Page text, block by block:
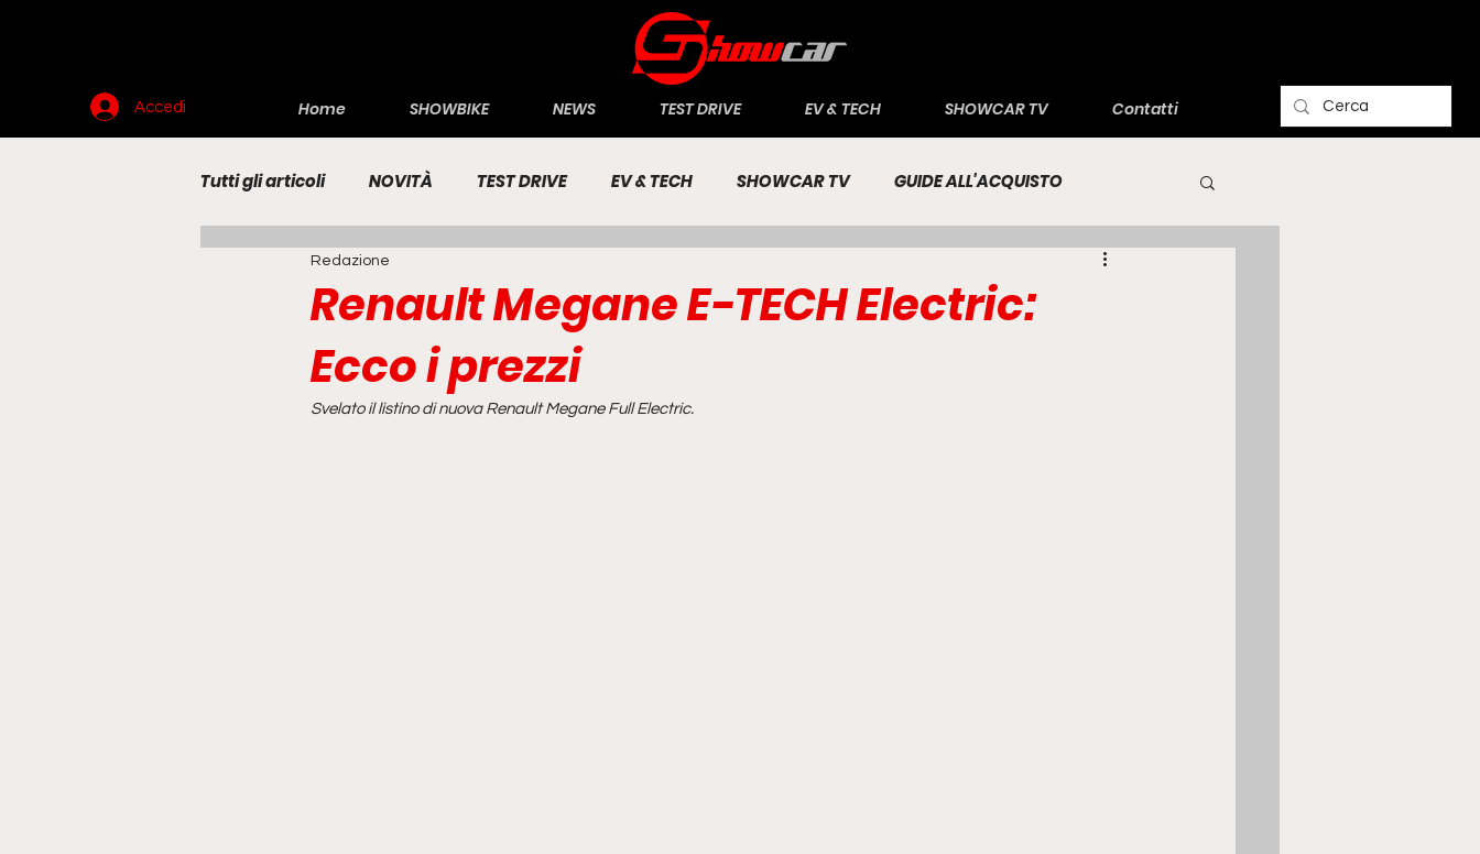
Accedi Home SHOWBIKE NEWS TEST DRIVE EV & TECH SHOWCAR TV Contatti
Tutti gli articoli NOVITÀ TEST DRIVE EV & TECH SHOWCAR TV GUIDE ALL'ACQUISTO
RENDERING MOTO
Renault Megane E-TECH Electric:
Ecco i prezzi
Redazione
Svelato il listino di nuova Renault Megane Full Electric.